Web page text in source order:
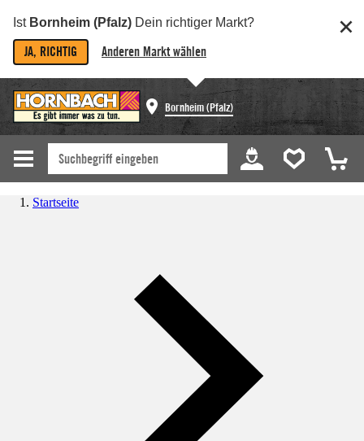
Ist Bornheim (Pfalz) Dein richtiger Markt?
JA, RICHTIG Anderen Markt wählen
Bornheim (Pfalz)
Startseite